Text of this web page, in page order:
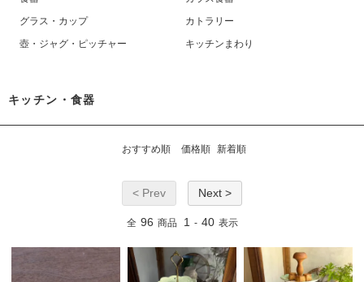
グラス・カップ
カトラリー
壺・ジャグ・ピッチャー
キッチンまわり
キッチン・食器
おすすめ順 価格順 新着順
< Prev Next >
全 96 商品 1 - 40 表示